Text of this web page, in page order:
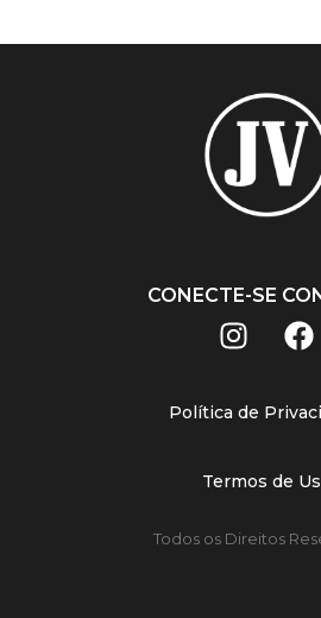
CONECTE-SE
Política de
Termos de
Todos os Direitos